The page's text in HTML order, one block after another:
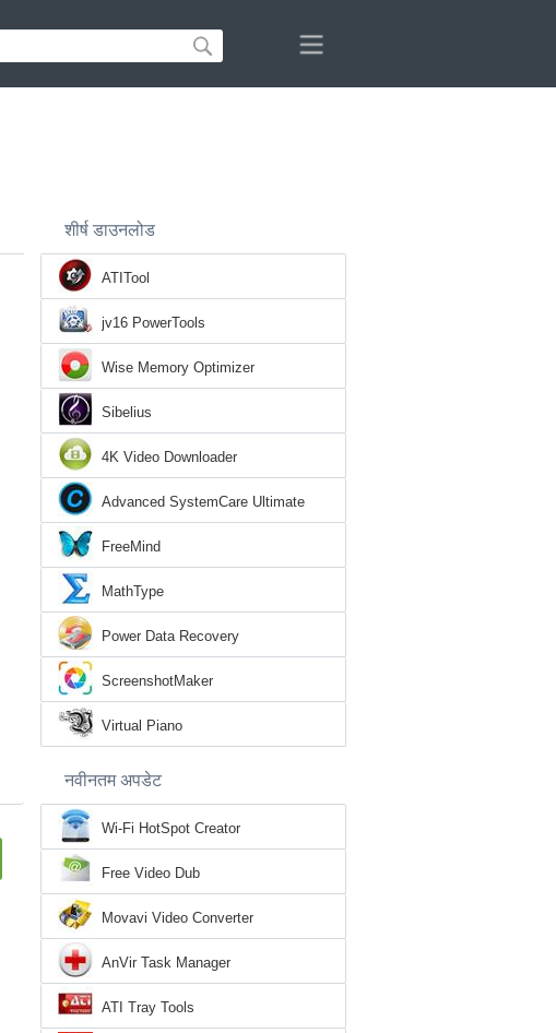
शीर्ष डाउनलोड
ATITool
jv16 PowerTools
Wise Memory Optimizer
Sibelius
4K Video Downloader
Advanced SystemCare Ultimate
FreeMind
MathType
Power Data Recovery
ScreenshotMaker
Virtual Piano
नवीनतम अपडेट
Wi-Fi HotSpot Creator
Free Video Dub
Movavi Video Converter
AnVir Task Manager
ATI Tray Tools